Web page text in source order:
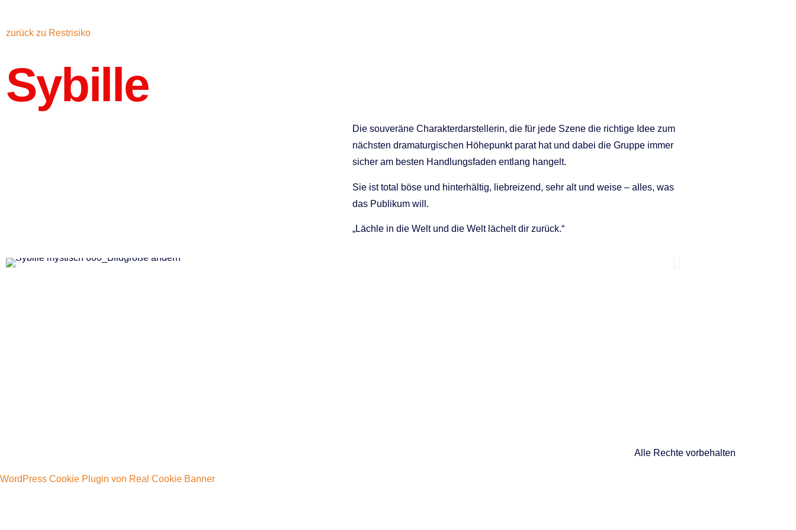
zurück zu Restrisiko
Sybille
Die souveräne Charakterdarstellerin, die für jede Szene die richtige Idee zum
nächsten dramaturgischen Höhepunkt parat hat und dabei die Gruppe immer
sicher am besten Handlungsfaden entlang hangelt.
Sie ist total böse und hinterhältig, liebreizend, sehr alt und weise – alles, was
das Publikum will.
„Lächle in die Welt und die Welt lächelt dir zurück.“
Alle Rechte vorbehalten
WordPress Cookie Plugin von Real Cookie Banner